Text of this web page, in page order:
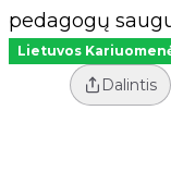
pedagogų
Lietuvos
Dalintis